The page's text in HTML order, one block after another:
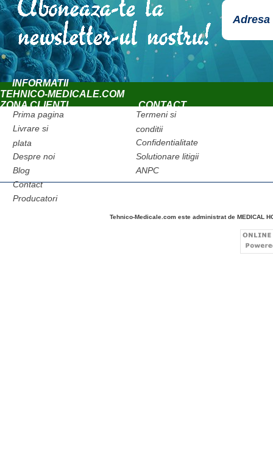
INFORMATII
TEHNICO-MEDICALE.COM
ZONA CLIENTI
CONTACT
Prima pagina
Livrare si
plata
Despre noi
Blog
Contact
Producatori
Termeni si
conditii
Confidentialitate
Solutionare litigii
ANPC
Tehnico-Medicale.com este administrat de MEDICAL